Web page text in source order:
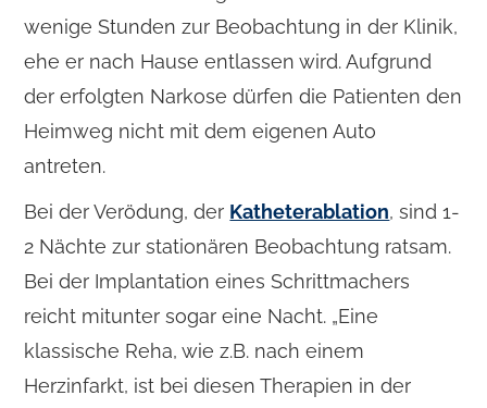
wenige Stunden zur Beobachtung in der Klinik,
ehe er nach Hause entlassen wird. Aufgrund
der erfolgten Narkose dürfen die Patienten den
Heimweg nicht mit dem eigenen Auto
antreten.
Bei der Verödung, der Katheterablation, sind 1-
2 Nächte zur stationären Beobachtung ratsam.
Bei der Implantation eines Schrittmachers
reicht mitunter sogar eine Nacht. „Eine
klassische Reha, wie z.B. nach einem
Herzinfarkt, ist bei diesen Therapien in der